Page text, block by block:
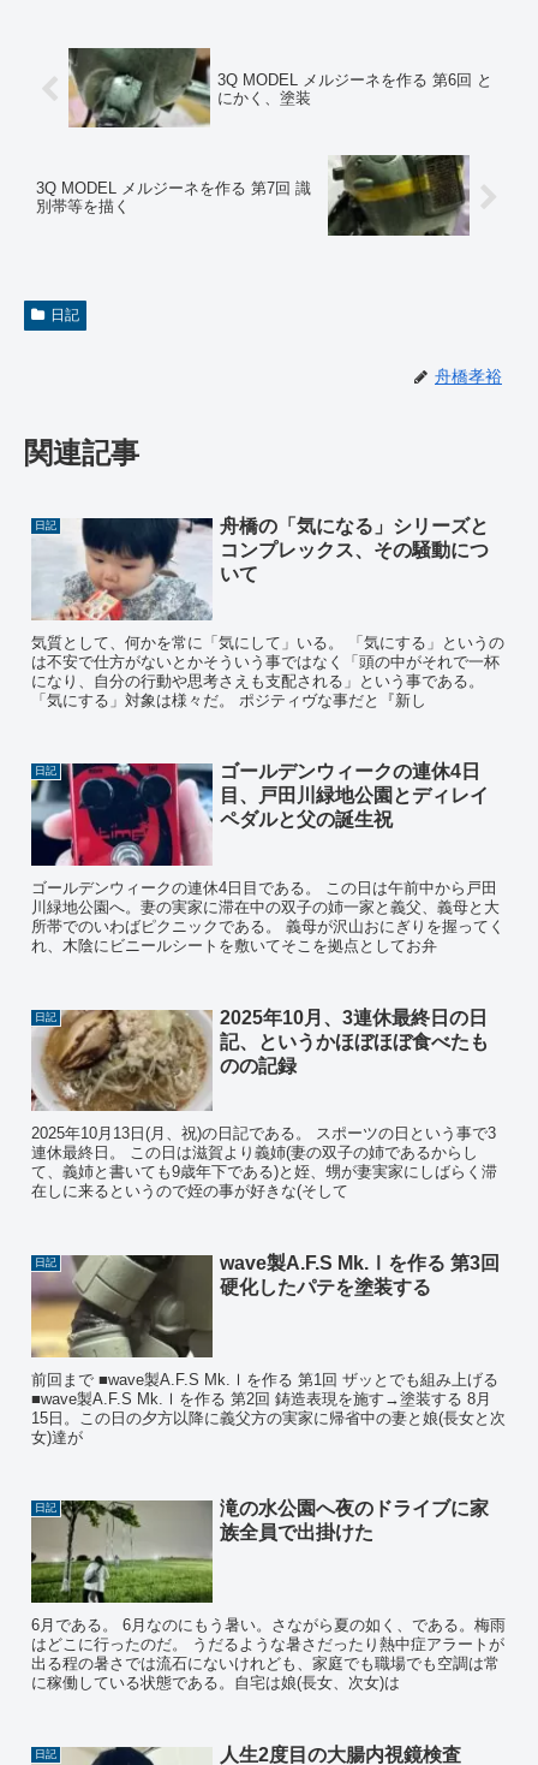
3Q MODEL メルジーネを作る 第6回 と
にかく、塗装
3Q MODEL メルジーネを作る 第7回 識
別帯等を描く
日記
舟橋孝裕
関連記事
日記
舟橋の「気になる」シリーズと
コンプレックス、その騒動につ
いて
気質として、何かを常に「気にして」いる。 「気にする」というの
は不安で仕方がないとかそういう事ではなく「頭の中がそれで一杯
になり、自分の行動や思考さえも支配される」という事である。
「気にする」対象は様々だ。 ポジティヴな事だと『新し
日記
ゴールデンウィークの連休4日
目、戸田川緑地公園とディレイ
ペダルと父の誕生祝
ゴールデンウィークの連休4日目である。 この日は午前中から戸田
川緑地公園へ。妻の実家に滞在中の双子の姉一家と義父、義母と大
所帯でのいわばピクニックである。 義母が沢山おにぎりを握ってく
れ、木陰にビニールシートを敷いてそこを拠点としてお弁
日記
2025年10月、3連休最終日の日
記、というかほぼほぼ食べたも
のの記録
2025年10月13日(月、祝)の日記である。 スポーツの日という事で3
連休最終日。 この日は滋賀より義姉(妻の双子の姉であるからし
て、義姉と書いても9歳年下である)と姪、甥が妻実家にしばらく滞
在しに来るというので姪の事が好きな(そして
日記
wave製A.F.S Mk.Ⅰを作る 第3回
硬化したパテを塗装する
前回まで ■wave製A.F.S Mk.Ⅰを作る 第1回 ザッとでも組み上げる
■wave製A.F.S Mk.Ⅰを作る 第2回 鋳造表現を施す→塗装する 8月
15日。この日の夕方以降に義父方の実家に帰省中の妻と娘(長女と次
女)達が
日記
滝の水公園へ夜のドライブに家
族全員で出掛けた
6月である。 6月なのにもう暑い。さながら夏の如く、である。梅雨
はどこに行ったのだ。 うだるような暑さだったり熱中症アラートが
出る程の暑さでは流石にないけれども、家庭でも職場でも空調は常
に稼働している状態である。自宅は娘(長女、次女)は
日記 人生2度目の大腸内視鏡検査